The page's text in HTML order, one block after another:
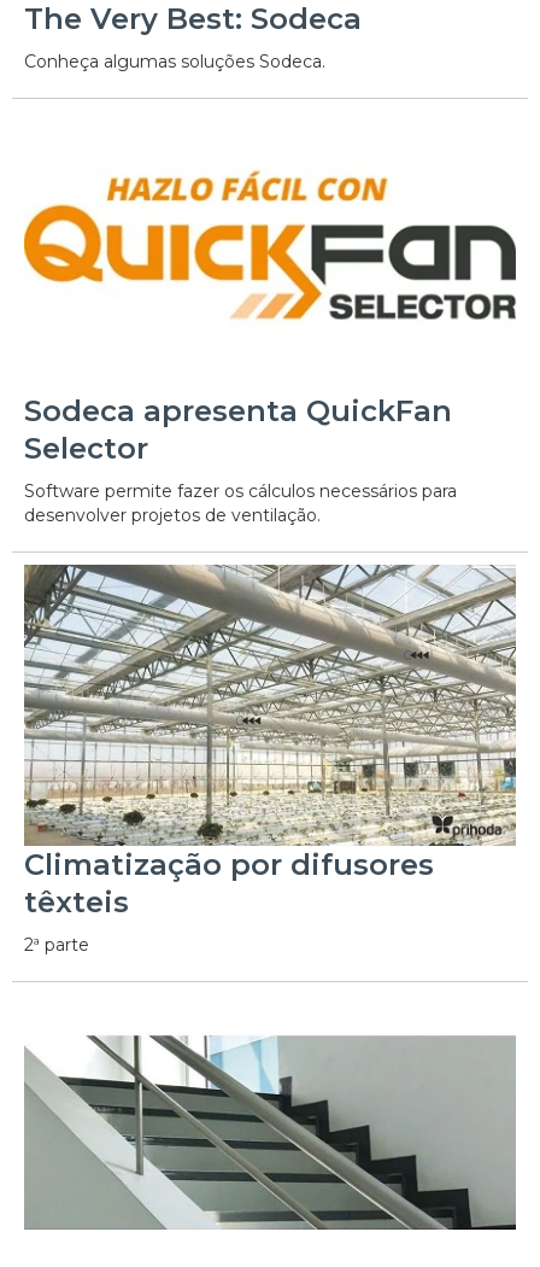
The Very Best: Sodeca
Conheça algumas soluções Sodeca.
Sodeca apresenta QuickFan
Selector
Software permite fazer os cálculos necessários para
desenvolver projetos de ventilação.
Climatização por difusores
têxteis
2ª parte